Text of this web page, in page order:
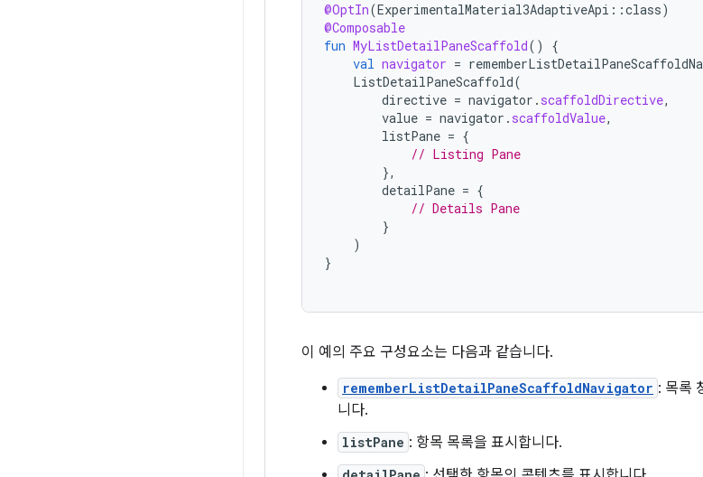
@OptIn(ExperimentalMaterial3AdaptiveApi ::class)
@Composable
fun MyListDetailPaneScaffold()
{
val navigator =
ListDetailPaneScaffold(
directive = navigator . scaffoldDirective,
value = navigator . scaffoldValue,
listPane = {
// Listing Pane
},
detailPane = {
// Details Pane
}
)
}
이 예의 주요 구성요소는 다음과 같습니다.
rememberListDetailPaneScaffoldNavigator : 목록
니다.
listPane : 항목 목록을 표시합니다.